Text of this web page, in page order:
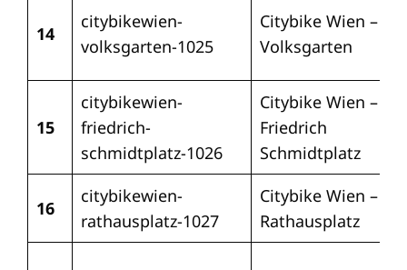
14
citybikewien-
volksgarten-1025
Citybike Wien –
Volksgarten
15
citybikewien-
friedrich-
schmidtplatz-1026
Citybike Wien –
Friedrich
Schmidtplatz
16
citybikewien-
rathausplatz-1027
Citybike Wien –
Rathausplatz